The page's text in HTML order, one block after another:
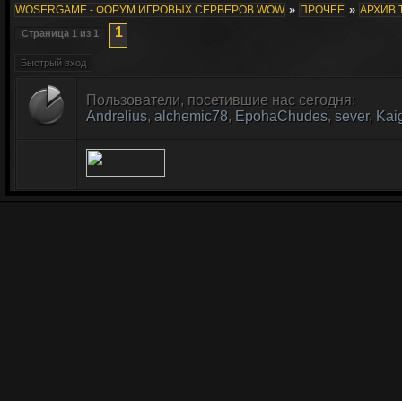
WOSERGAME - ФОРУМ ИГРОВЫХ СЕРВЕРОВ WOW » ПРОЧЕЕ » АРХИВ
Страница 1 из 1 1
Пользователи, посетившие нас сегодня:
Andrelius, alchemic78, EpohaChudes, sever,